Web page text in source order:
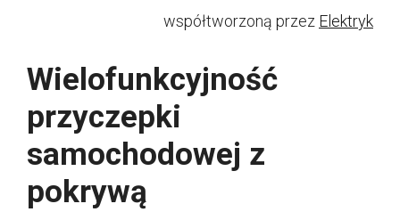
współtworzoną przez Elektryk
Wielofunkcyjność
przyczepki
samochodowej z
pokrywą